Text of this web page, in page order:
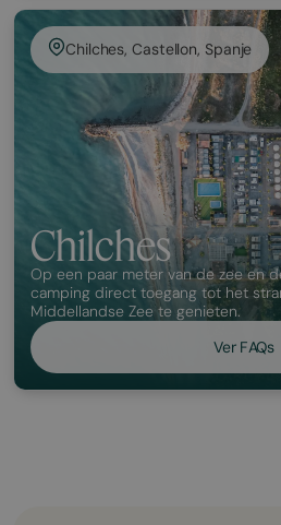
Chilches, Castellon, Spanje
Chilches
Op een paar meter van de zee en
camping direct toegang tot het
Middellandse Zee te genieten.
Ver FAQs